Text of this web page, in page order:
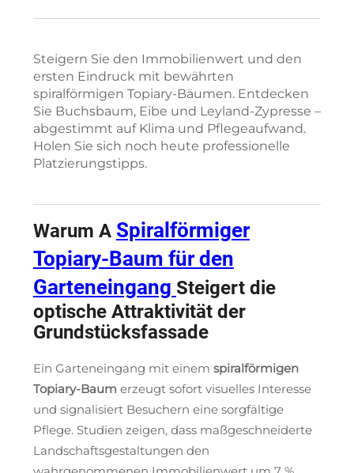
Nachrichten
Herunterladen
Kontakt
Steigern Sie den Immobilienwert und den
ersten Eindruck mit bewährten
spiralförmigen Topiary-Bäumen. Entdecken
Sie Buchsbaum, Eibe und Leyland-Zypresse –
abgestimmt auf Klima und Pflegeaufwand.
Holen Sie sich noch heute professionelle
Platzierungstipps.
Warum A Spiralförmiger
Topiary-Baum für den
Garteneingang Steigert die
optische Attraktivität der
Grundstücksfassade
Ein Garteneingang mit einem spiralförmigen
Topiary-Baum erzeugt sofort visuelles Interesse
und signalisiert Besuchern eine sorgfältige
Pflege. Studien zeigen, dass maßgeschneiderte
Landschaftsgestaltungen den